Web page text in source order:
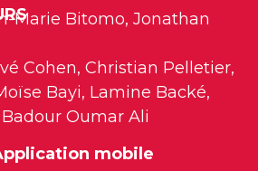
Marie Bitomo, Jonathan
Cohen, Christian Pelletier,
Bayi, Lamine Backé,
Oumar Ali
mobile